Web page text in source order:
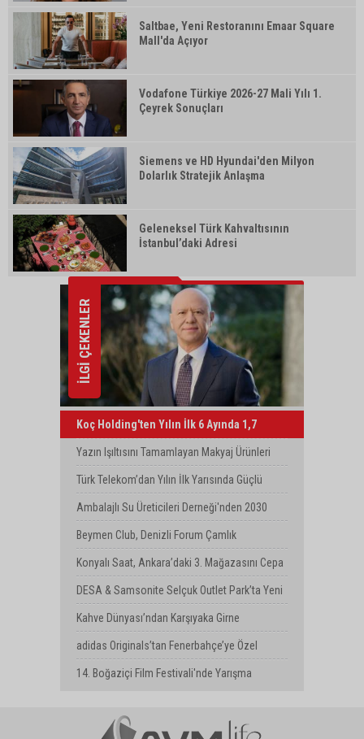
Saltbae, Yeni Restoranını Emaar Square
Mall'da Açıyor
Vodafone Türkiye 2026-27 Mali Yılı 1.
Çeyrek Sonuçları
Siemens ve HD Hyundai'den Milyon
Dolarlık Stratejik Anlaşma
Geleneksel Türk Kahvaltısının
İstanbul’daki Adresi
İLGİ ÇEKENLER
Koç Holding'ten Yılın İlk 6 Ayında 1,7
Milyar Dolarlık Kombine Yatırım
Yazın Işıltısını Tamamlayan Makyaj Ürünleri
Watsons Türkiye'de!
Türk Telekom’dan Yılın İlk Yarısında Güçlü
Performans
Ambalajlı Su Üreticileri Derneği'nden 2030
Uyarısı
Beymen Club, Denizli Forum Çamlık
Mağazasını Yeniledi
Konyalı Saat, Ankara’daki 3. Mağazasını Cepa
AVM’de Açtı
DESA & Samsonite Selçuk Outlet Park’ta Yeni
Mağazasını Açtı
Kahve Dünyası’ndan Karşıyaka Girne
Bulvarı’nda Yeni Mağaza
adidas Originals’tan Fenerbahçe’ye Özel
Koleksiyon
14. Boğaziçi Film Festivali'nde Yarışma